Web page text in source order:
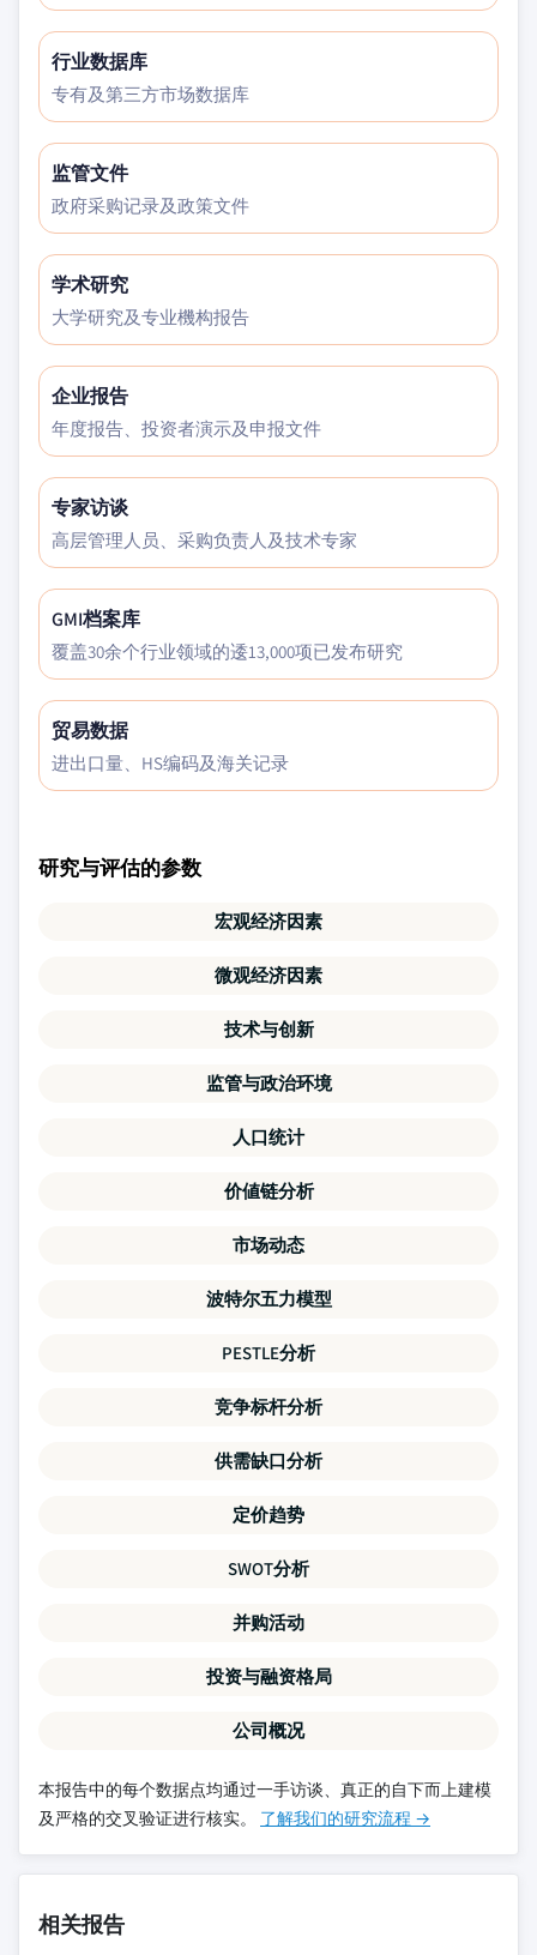
行业数据库
专有及第三方市场数据库
监管文件
政府采购记录及政策文件
学术研究
大学研究及专业機构报告
企业报告
年度报告、投资者演示及申报文件
专家访谈
高层管理人员、采购负责人及技术专家
GMI档案库
覆盖30余个行业领域的逶13,000项已发布研究
贸易数据
进出口量、HS编码及海关记录
研究与评估的参数
宏观经济因素
微观经济因素
技术与创新
监管与政治环境
人口统计
价値链分析
市场动态
波特尔五力模型
PESTLE分析
竞争标杆分析
供需缺口分析
定价趋势
SWOT分析
并购活动
投资与融资格局
公司概况
本报告中的每个数据点均通过一手访谈、真正的自下而上建模
及严格的交叉验证进行核实。 了解我们的研究流程 →
相关报告